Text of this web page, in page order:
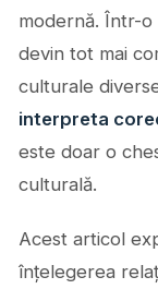
modernă. Într-o
devin tot mai
culturale
interpreta
este doar o
culturală.
Acest articol
înțelegerea